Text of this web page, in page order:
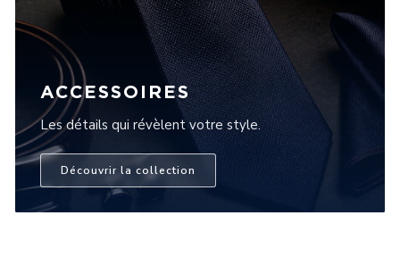
ACCESSOIRES
Les détails qui révèlent votre style.
Découvrir la collection